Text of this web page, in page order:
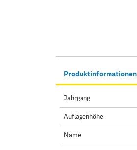
Produktinformationen
Jahrgang
Auflagenhöhe
Name